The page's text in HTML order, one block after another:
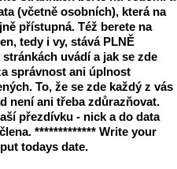
(včetně osobních), která na
přístupná. Též berete na
tedy i vy, stává PLNĚ
uvádí a jak se zde
správnost ani úplnost
To, že se zde každý z vás
není ani třeba zdůrazňovat.
přezdívku - nick a do data
************* Write your
todays date.